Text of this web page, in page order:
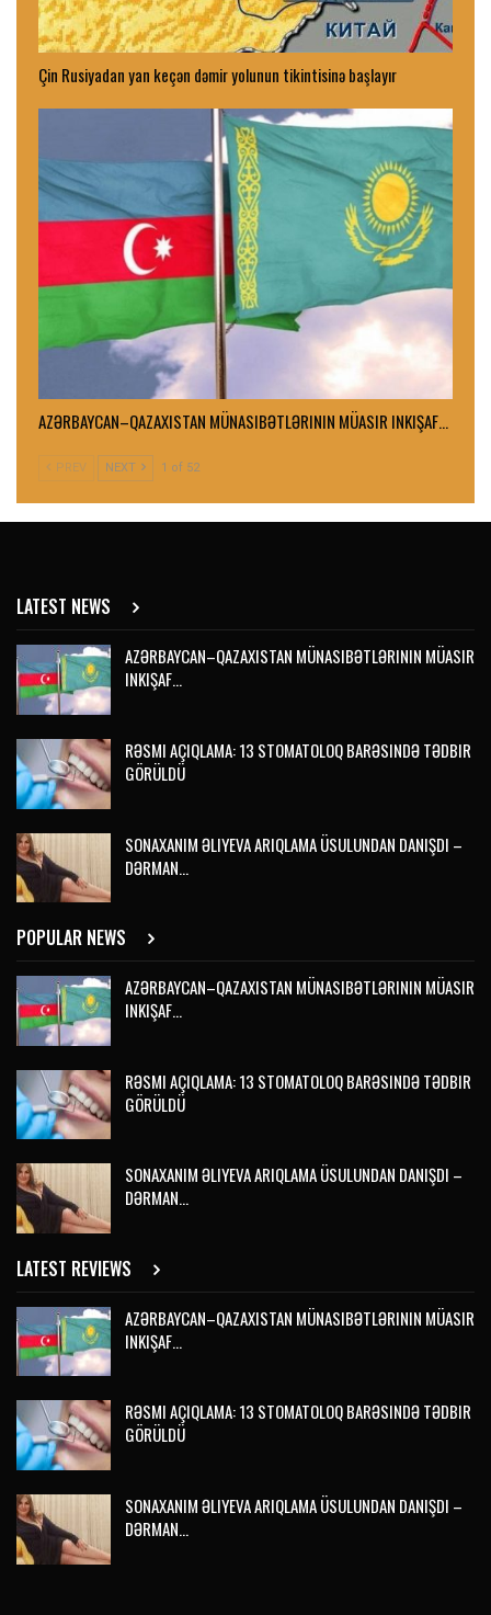
Çin Rusiyadan yan keçən dəmir yolunun tikintisinə başlayır
AZƏRBAYCAN–QAZAXISTAN MÜNASIBƏTLƏRININ MÜASIR INKIŞAF…
PREV NEXT 1 of 52
LATEST NEWS
AZƏRBAYCAN–QAZAXISTAN MÜNASIBƏTLƏRININ MÜASIR
INKIŞAF…
RƏSMI AÇIQLAMA: 13 STOMATOLOQ BARƏSINDƏ TƏDBIR
GÖRÜLDÜ
SONAXANIM ƏLIYEVA ARIQLAMA ÜSULUNDAN DANIŞDI –
DƏRMAN…
POPULAR NEWS
AZƏRBAYCAN–QAZAXISTAN MÜNASIBƏTLƏRININ MÜASIR
INKIŞAF…
RƏSMI AÇIQLAMA: 13 STOMATOLOQ BARƏSINDƏ TƏDBIR
GÖRÜLDÜ
SONAXANIM ƏLIYEVA ARIQLAMA ÜSULUNDAN DANIŞDI –
DƏRMAN…
LATEST REVIEWS
AZƏRBAYCAN–QAZAXISTAN MÜNASIBƏTLƏRININ MÜASIR
INKIŞAF…
RƏSMI AÇIQLAMA: 13 STOMATOLOQ BARƏSINDƏ TƏDBIR
GÖRÜLDÜ
SONAXANIM ƏLIYEVA ARIQLAMA ÜSULUNDAN DANIŞDI –
DƏRMAN…